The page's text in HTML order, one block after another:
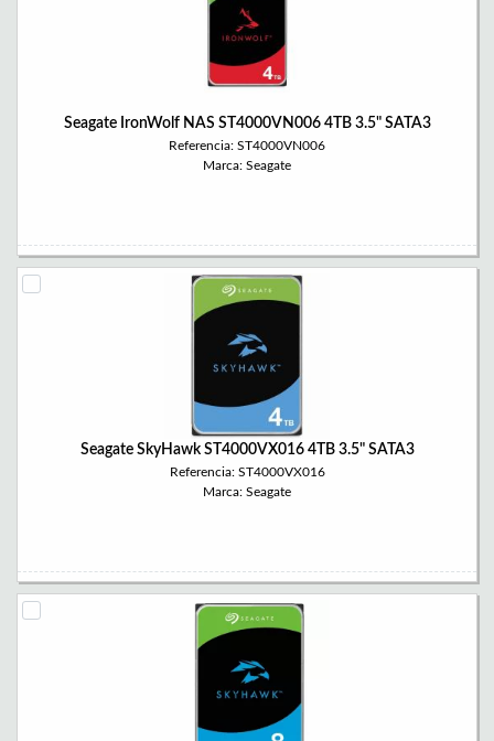
Seagate IronWolf NAS ST4000VN006 4TB 3.5" SATA3
Referencia: ST4000VN006
Marca: Seagate
Seagate SkyHawk ST4000VX016 4TB 3.5" SATA3
Referencia: ST4000VX016
Marca: Seagate